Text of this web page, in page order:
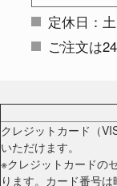
定休日：
ご注文は
クレジットカード（
いただけます。
※クレジットカードの
ります。カード番号